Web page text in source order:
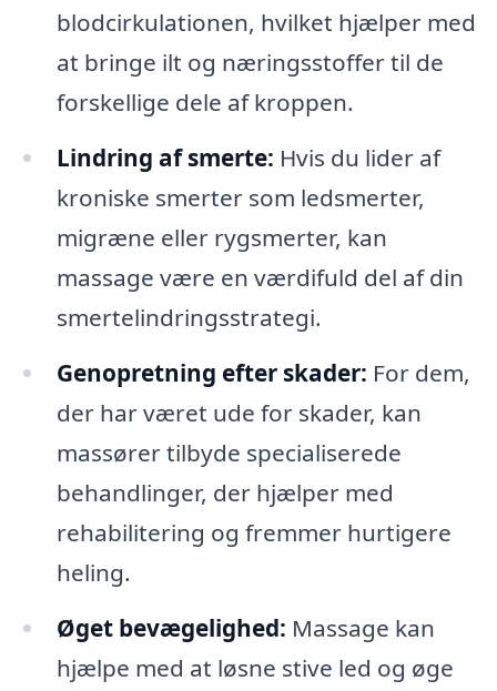
blodcirkulationen, hvilket hjælper med
at bringe ilt og næringsstoffer til de
forskellige dele af kroppen.
Lindring af smerte: Hvis du lider af
kroniske smerter som ledsmerter,
migræne eller rygsmerter, kan
massage være en værdifuld del af din
smertelindringsstrategi.
Genopretning efter skader: For dem,
der har været ude for skader, kan
massører tilbyde specialiserede
behandlinger, der hjælper med
rehabilitering og fremmer hurtigere
heling.
Øget bevægelighed: Massage kan
hjælpe med at løsne stive led og øge